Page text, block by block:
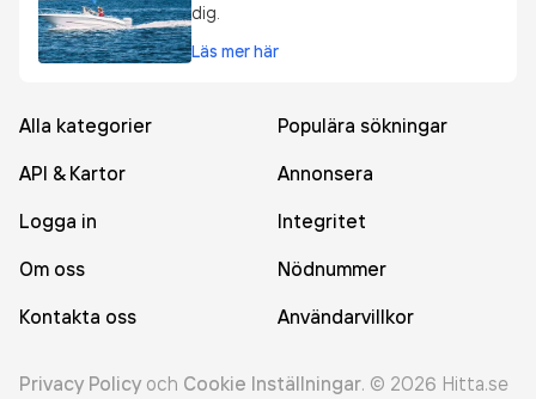
dig.
Läs mer här
Alla kategorier
Populära sökningar
API & Kartor
Annonsera
Logga in
Integritet
Om oss
Nödnummer
Kontakta oss
Användarvillkor
Privacy Policy och Cookie Inställningar. © 2026 Hitta.se